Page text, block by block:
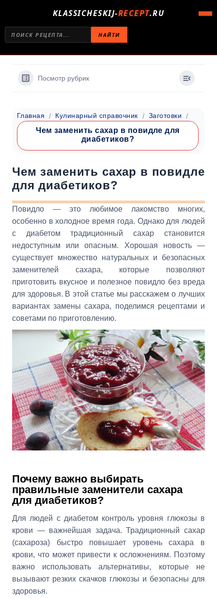
KLASSICHESKIJ-RECEPT.RU
НАЙТИ
Посмотр рубрик
Главная Кулинарный справочник Заготовки
Чем заменить сахар в повидле для
диабетиков?
Чем заменить сахар в повидле
для диабетиков?
Повидло — это любимое лакомство многих,
особенно в холодное время года. Однако для людей
с диабетом традиционный сахар становится
недоступным или опасным. Хорошая новость —
существует множество натуральных и безопасных
заменителей сахара, которые позволяют
приготовить вкусное и полезное повидло без вреда
для здоровья. В этой статье мы расскажем о лучших
вариантах замены сахара, поделимся рецептами и
советами по приготовлению.
Почему важно выбирать
правильные заменители сахара
для диабетиков?
Для людей с диабетом контроль уровня глюкозы в
крови — важнейшая задача. Традиционный сахар
(сахароза) быстро повышает уровень сахара в
крови, что может привести к осложнениям. Поэтому
важно использовать альтернативы, которые не
вызывают резких скачков глюкозы и безопасны для
здоровья.